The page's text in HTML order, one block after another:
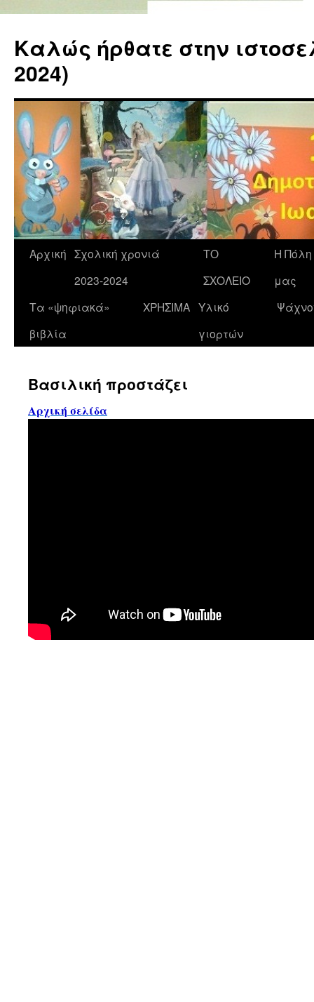
Καλώς ήρθατε στην
2024)
Αρχική Σχολική χρονιά
2023-2024
ΤΟ
ΣΧΟΛΕΙΟ
Η Πόλη
μας
Τα «ψηφιακά»
βιβλία
ΧΡΗΣΙΜΑ Υλικό
γιορτών
Βασιλική προστάζει
Αρχική σελίδα